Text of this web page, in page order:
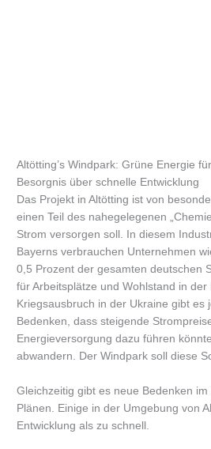
Altötting’s Windpark: Grüne Energie
Besorgnis über schnelle Entwicklung
Das Projekt in Altötting ist von
einen Teil des nahegelegenen
Strom versorgen soll. In diesem
Bayerns verbrauchen Unternehmen
0,5 Prozent der gesamten deutschen
für Arbeitsplätze und Wohlstand in der
Kriegsausbruch in der Ukraine gibt es
Bedenken, dass steigende
Energieversorgung dazu führen
abwandern. Der Windpark soll diese
Gleichzeitig gibt es neue Bedenken
Plänen. Einige in der Umgebung von
Entwicklung als zu schnell.